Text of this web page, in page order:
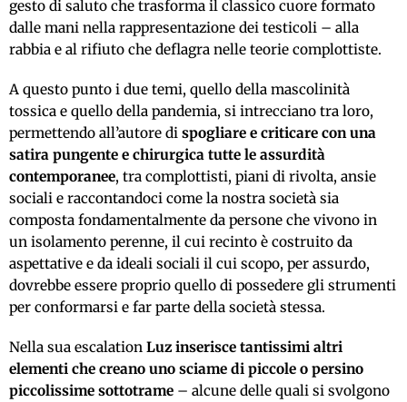
gesto di saluto che trasforma il classico cuore formato
dalle mani nella rappresentazione dei testicoli – alla
rabbia e al rifiuto che deflagra nelle teorie complottiste.
A questo punto i due temi, quello della mascolinità
tossica e quello della pandemia, si intrecciano tra loro,
permettendo all’autore di spogliare e criticare con una
satira pungente e chirurgica tutte le assurdità
contemporanee, tra complottisti, piani di rivolta, ansie
sociali e raccontandoci come la nostra società sia
composta fondamentalmente da persone che vivono in
un isolamento perenne, il cui recinto è costruito da
aspettative e da ideali sociali il cui scopo, per assurdo,
dovrebbe essere proprio quello di possedere gli strumenti
per conformarsi e far parte della società stessa.
Nella sua escalation Luz inserisce tantissimi altri
elementi che creano uno sciame di piccole o persino
piccolissime sottotrame – alcune delle quali si svolgono